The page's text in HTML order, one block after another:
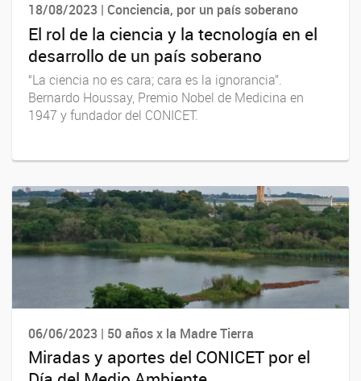
18/08/2023 | Conciencia, por un país soberano
El rol de la ciencia y la tecnología en el
desarrollo de un país soberano
“La ciencia no es cara; cara es la ignorancia”.
Bernardo Houssay, Premio Nobel de Medicina en
1947 y fundador del CONICET.
06/06/2023 | 50 años x la Madre Tierra
Miradas y aportes del CONICET por el